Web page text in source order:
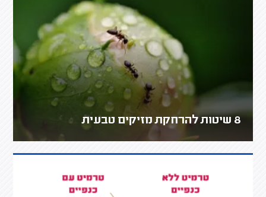
8 שיטות להרחקת מזיקים טבעית